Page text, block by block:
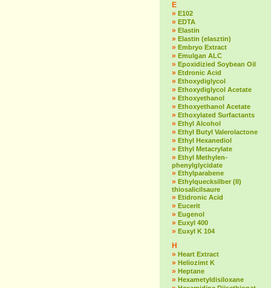
E
» E102
» EDTA
» Elastin
» Elastin (elasztin)
» Embryo Extract
» Emulgan ALC
» Epoxidizied Soybean Oil
» Etdronic Acid
» Ethoxydiglycol
» Ethoxydiglycol Acetate
» Ethoxyethanol
» Ethoxyethanol Acetate
» Ethoxylated Surfactants
» Ethyl Alcohol
» Ethyl Butyl Valerolactone
» Ethyl Hexanediol
» Ethyl Metacrylate
» Ethyl Methylen-
phenylglycidate
» Ethylparabene
» Ethylquecksilber (II)
thiosalicilsaure
» Etidronic Acid
» Eucerit
» Eugenol
» Euxyl 400
» Euxyl K 104
H
» Heart Extract
» Heliozimt K
» Heptane
» Hexametyldisiloxane